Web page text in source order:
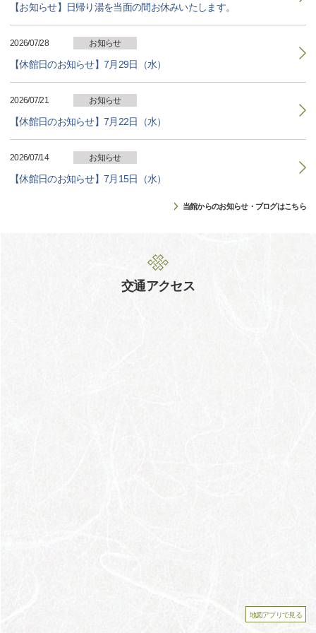
【お知らせ】日帰り湯を当面の間お休みいたします。
2026/07/28 お知らせ
【休館日のお知らせ】7月29日（水）
2026/07/21 お知らせ
【休館日のお知らせ】7月22日（水）
2026/07/14 お知らせ
【休館日のお知らせ】7月15日（水）
当館からのお知らせ・ブログはこちら
交通アクセス
地図アプリで見る